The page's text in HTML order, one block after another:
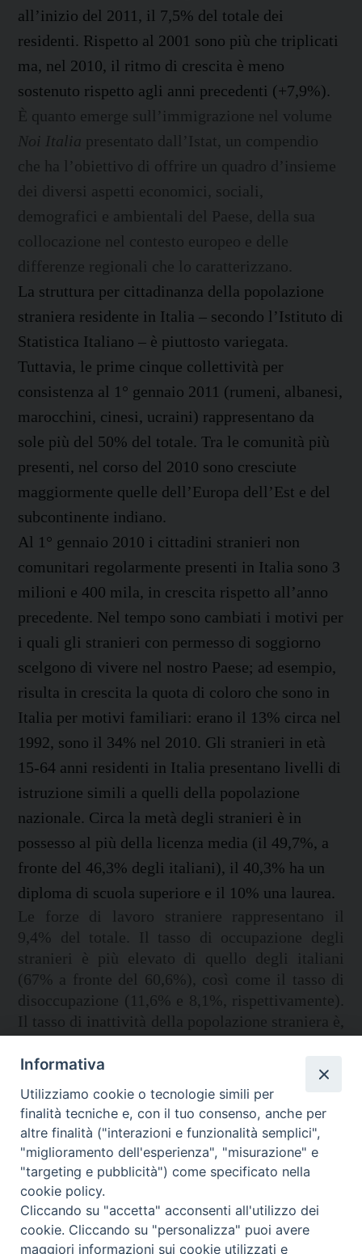
all’inizio del 2011, il 7,5% del totale dei
residenti. Rispetto al 2001 sono più che triplicati
ma, nel 2010, il ritmo di crescita è meno
sostenuto rispetto agli anni precedenti (+7,9%).
È quanto emerge sull’immigrazione nel volume
Noi Italia presentato dall’Istat, un compendio
che ha l’obiettivo di offrire un quadro d’insieme
dei diversi aspetti economici, sociali,
demografici e ambientali del Paese, della sua
collocazione nel contesto europeo e delle
differenze regionali che lo caratterizzano.
La struttura per cittadinanza della popolazione
straniera residente in Italia – secondo l’Istituto di
Statistica Italiano – è piuttosto variegata.
Tuttavia, le prime cinque collettività per
consistenza al 1° gennaio 2011 (rumeni, albanesi,
marocchini, cinesi, ucraini) rappresentano da
sole più del 50% del totale. Tra le comunità più
presenti, nel corso del 2010 sono cresciute
maggiormente quelle dell’Europa dell’Est e del
subcontinente indiano.
Al 1° gennaio 2010 i cittadini stranieri non
comunitari regolarmente presenti in Italia sono 3
milioni e 400 mila, in crescita rispetto all’anno
precedente. Nel tempo sono cambiati i motivi per
i quali gli stranieri con permesso di soggiorno
scelgono di vivere nel nostro Paese; ad esempio,
risulta in crescita la quota di coloro che sono in
Italia per motivi familiari: erano il 13% circa nel
1992, sono il 34% nel 2010. Gli stranieri in età
15-64 anni residenti in Italia presentano livelli di
istruzione simili a quelli della popolazione
nazionale. Circa la metà degli stranieri è in
possesso al più della licenza media (il 49,7%, a
fronte del 46,3% degli italiani), il 40,3% ha un
diploma di scuola superiore e il 10% una laurea.
Le forze di lavoro straniere rappresentano il
9,4% del totale. Il tasso di occupazione degli
stranieri è più elevato di quello degli italiani
(67% a fronte del 60,6%), così come il tasso di
disoccupazione (11,6% e 8,1%, rispettivamente).
Il tasso di inattività della popolazione straniera è,
quello della popolazione italiana (28,6% contro
Migrantes Online
Informativa
Utilizziamo cookie o tecnologie simili per
finalità tecniche e, con il tuo consenso, anche per
altre finalità ("interazioni e funzionalità semplici",
"miglioramento dell'esperienza", "misurazione" e
"targeting e pubblicità") come specificato nella
cookie policy.
Cliccando su "accetta" acconsenti all'utilizzo dei
cookie. Cliccando su "personalizza" puoi avere
maggiori informazioni sui cookie utilizzati e